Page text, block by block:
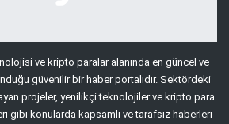
ve kripto paralar alanında en güncel ve
güvenilir bir haber portalıdır. Sektördeki
projeler, yenilikçi teknolojiler ve kripto para
gibi konularda kapsamlı ve tarafsız haberleri